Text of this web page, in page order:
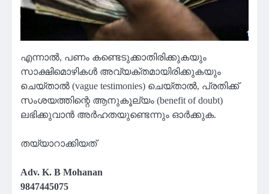
എന്നാൽ, പണം കണ്ടെടുക്കാതിരിക്കുകയും
സാക്ഷിമൊഴികൾ അവ്യക്തമായിരിക്കുകയും
ചെയ്താൽ (vague testimonies) ചെയ്താൽ, പ്രതിക്ക്
സംശയത്തിന്റെ ആനുകൂല്യം (benefit of doubt)
ലഭിക്കുവാൻ അർഹതയുണ്ടെന്നും ഓർക്കുക.
തയ്യാറാക്കിയത്
Adv. K. B Mohanan
9847445075